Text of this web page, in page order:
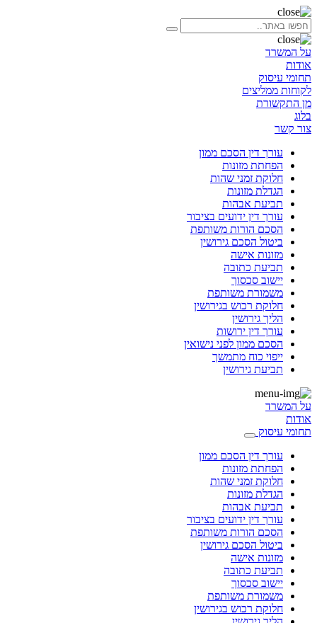
על המשרד
אודות
תחומי עיסוק
לקוחות ממליצים
מן התקשורת
בלוג
צור קשר
עורך דין הסכם ממון
הפחתת מזונות
חלוקת זמני שהות
הגדלת מזונות
תביעת אבהות
עורך דין ידועים בציבור
הסכם הורות משותפת
ביטול הסכם גירושין
מזונות אישה
תביעת כתובה
יישוב סכסוך
משמורת משותפת
חלוקת רכוש בגירושין
הליך גירושין
עורך דין ירושות
הסכם ממון לפני נישואין
ייפוי כוח מתמשך
תביעת גירושין
על המשרד
אודות
תחומי עיסוק
עורך דין הסכם ממון
הפחתת מזונות
חלוקת זמני שהות
הגדלת מזונות
תביעת אבהות
עורך דין ידועים בציבור
הסכם הורות משותפת
ביטול הסכם גירושין
מזונות אישה
תביעת כתובה
יישוב סכסוך
משמורת משותפת
חלוקת רכוש בגירושין